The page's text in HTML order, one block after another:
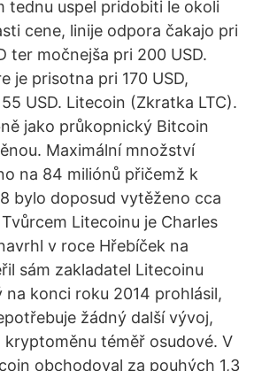
tednu uspel pridobiti le okoli
cene, linije odpora čakajo pri
ter močnejša pri 200 USD.
je prisotna pri 170 USD,
USD. Litecoin (Zkratka LTC).
jako průkopnický Bitcoin
Maximální množství
na 84 miliónů přičemž k
bylo doposud vytěženo cca
Litecoinu je Charles
v roce Hřebíček na
sám zakladatel Litecoinu
na konci roku 2014 prohlásil,
žádný další vývoj,
téměř osudové. V
obchodoval za pouhých 1,3